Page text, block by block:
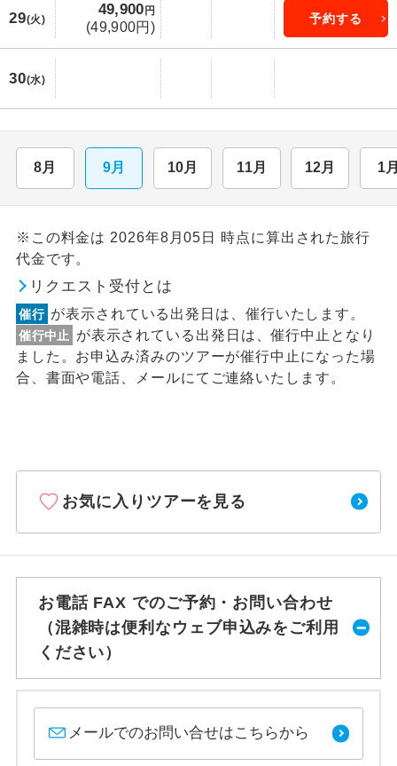
29(火)
49,900 円
(49,900円)
予約する
30(水)
8月 9月 10月 11月 12月 1
※この料金は 2026年8月05日 時点に算出された旅行
代金です。
リクエスト受付とは
催行 が表示されている出発日は、催行いたします。
催行中止
が表示されている出発日は、催行中止となり
ました。お申込み済みのツアーが催行中止になった場
合、書面や電話、メールにてご連絡いたします。
お気に入りツアーを見る
お電話 FAX でのご予約・お問い合わせ
（混雑時は便利なウェブ申込みをご利用
ください）
メールでのお問い合せはこちらから